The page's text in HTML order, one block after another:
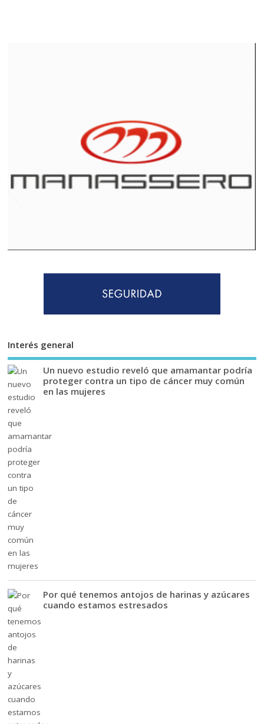
Interés general
Un nuevo estudio reveló que amamantar podría
proteger contra un tipo de cáncer muy común
en las mujeres
Por qué tenemos antojos de harinas y azúcares
cuando estamos estresados